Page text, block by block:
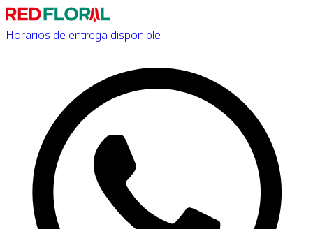
Horarios de entrega disponible